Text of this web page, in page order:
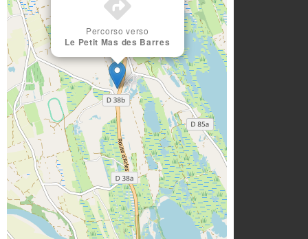
Percorso verso
Le Petit Mas des Barres